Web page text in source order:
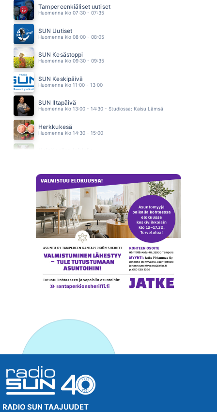
ELTON JOHN
04.16
FREDERIK
04.12
Tampereenkiäliset uutiset
Huomenna klo 07:30 - 07:35
SUN Uutiset
Huomenna klo 08:00 - 08:05
SUN Kesästoppi
Huomenna klo 09:30 - 09:35
SUN Keskipäivä
Huomenna klo 11:00 - 13:00
SUN Iltapäivä
Huomenna klo 13:00 - 14:30 - Studiossa: Kaisu Lämsä
Herkkukesä
Huomenna klo 14:30 - 15:00
RADIO SUN TAAJUUDET